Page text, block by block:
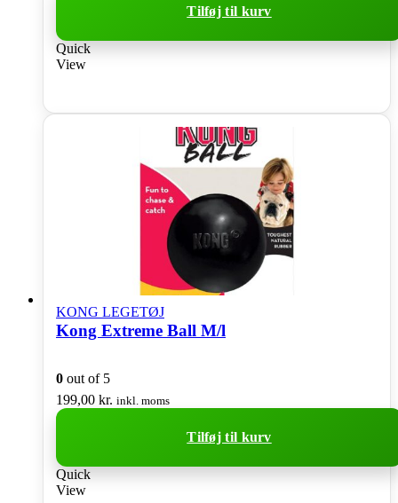
Tilføj til kurv
Quick
View
KONG LEGETØJ
Kong Extreme Ball M/l
0 out of 5
199,00 kr. inkl. moms
Tilføj til kurv
Quick
View